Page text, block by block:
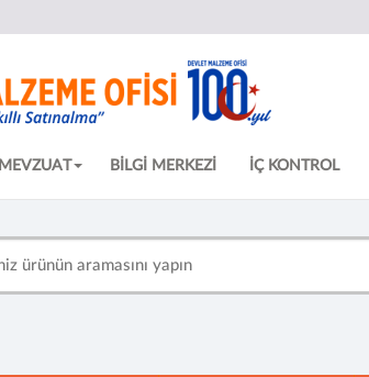
MEVZUAT BİLGİ MERKEZİ İÇ KONTROL